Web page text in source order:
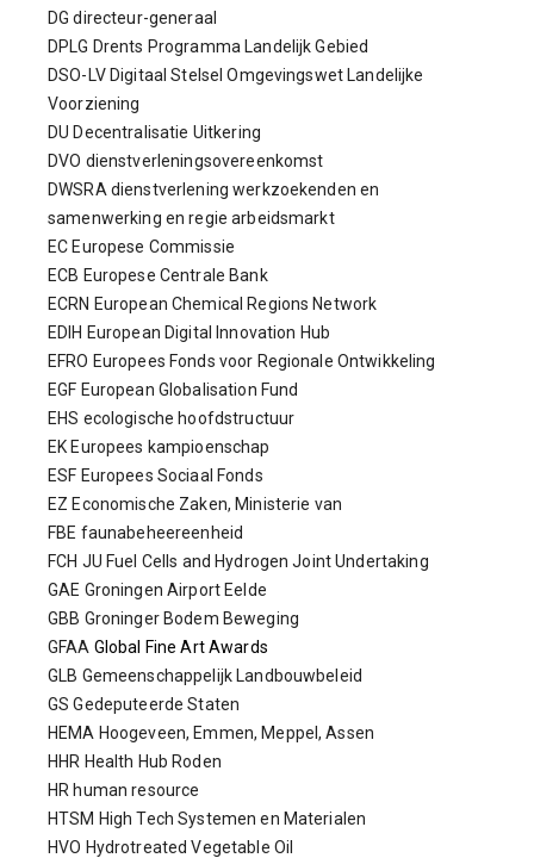
DG directeur-generaal
DPLG Drents Programma Landelijk Gebied
DSO-LV Digitaal Stelsel Omgevingswet Landelijke
Voorziening
DU Decentralisatie Uitkering
DVO dienstverleningsovereenkomst
DWSRA dienstverlening werkzoekenden en
samenwerking en regie arbeidsmarkt
EC Europese Commissie
ECB Europese Centrale Bank
ECRN European Chemical Regions Network
EDIH European Digital Innovation Hub
EFRO Europees Fonds voor Regionale Ontwikkeling
EGF European Globalisation Fund
EHS ecologische hoofdstructuur
EK Europees kampioenschap
ESF Europees Sociaal Fonds
EZ Economische Zaken, Ministerie van
FBE faunabeheereenheid
FCH JU Fuel Cells and Hydrogen Joint Undertaking
GAE Groningen Airport Eelde
GBB Groninger Bodem Beweging
GFAA Global Fine Art Awards
GLB Gemeenschappelijk Landbouwbeleid
GS Gedeputeerde Staten
HEMA Hoogeveen, Emmen, Meppel, Assen
HHR Health Hub Roden
HR human resource
HTSM High Tech Systemen en Materialen
HVO Hydrotreated Vegetable Oil